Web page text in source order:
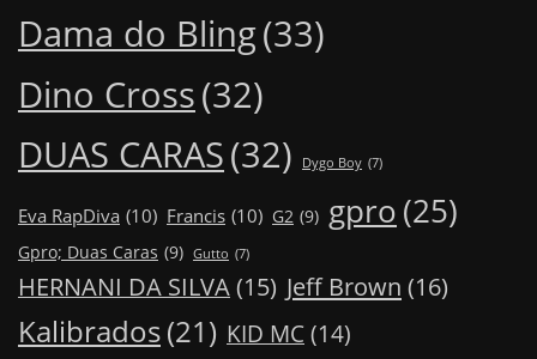
Dama do Bling(33)
Dino Cross(32)
DUAS CARAS(32) Dygo Boy (7)
Eva RapDiva (10) Francis (10) G2 (9) gpro(25)
Gpro; Duas Caras (9) Gutto (7)
HERNANI DA SILVA(15) Jeff Brown (16)
Kalibrados(21) KID MC (14)